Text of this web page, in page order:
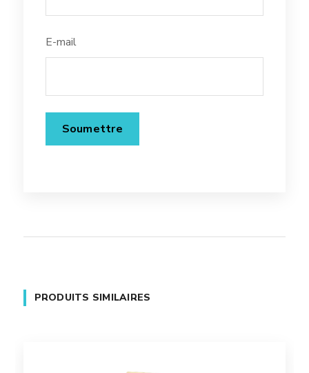
E-mail
PRODUITS SIMILAIRES